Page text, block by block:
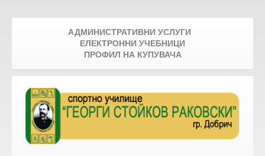
АДМИНИСТРАТИВНИ УСЛУГИ
ЕЛЕКТРОННИ УЧЕБНИЦИ
ПРОФИЛ НА КУПУВАЧА